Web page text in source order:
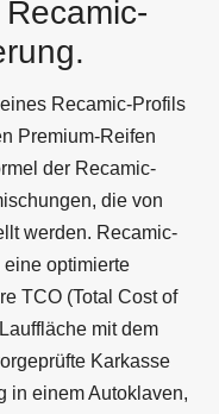
Recamic-Profils
Premium-Reifen
der Recamic-
die von
werden. Recamic-
optimierte
TCO (Total Cost of
mit dem
Karkasse
in einem Autoklaven,